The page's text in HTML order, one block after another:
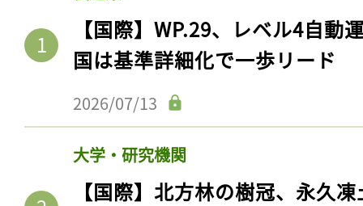
【国際】WP.29、レベル4自動
国は基準詳細化で一歩リード
2026/07/13
大学・研究機関
【国際】北方林の樹冠、永久